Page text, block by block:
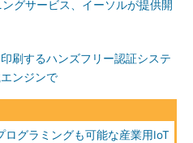
グサービス、イーソルが提供開
印刷するハンズフリー認証システ
ンジンで
グラミングも可能な産業用IoT